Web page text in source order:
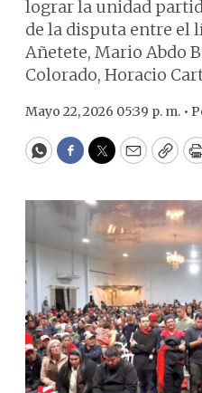
lograr la unidad
de la disputa entre el
Añetete, Mario Abdo
Colorado, Horacio
Mayo 22, 2026 05:39 p. m. •
WhatsApp
Facebook
Twitter
Email